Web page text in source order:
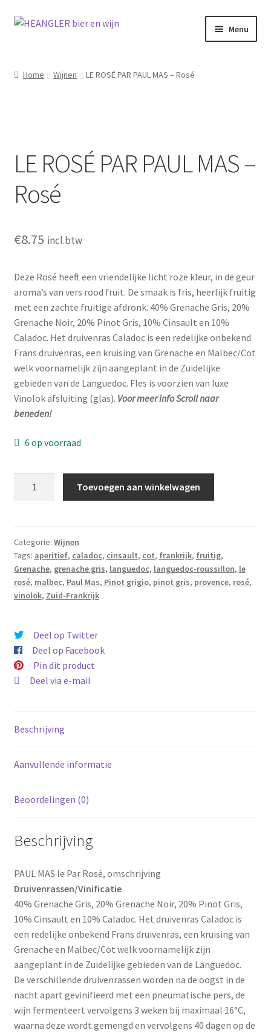
Ga
Ga
Menu
Home Wijnen LE ROSÉ PAR PAUL MAS – Rosé
LE ROSÉ PAR PAUL MAS –
Rosé
€8.75 incl.btw
Deze Rosé heeft een vriendelijke licht roze kleur, in de geur
aroma’s van vers rood fruit. De smaak is fris, heerlijk fruitig
met een zachte fruitige afdronk. 40% Grenache Gris, 20%
Grenache Noir, 20% Pinot Gris, 10% Cinsault en 10%
Caladoc. Het druivenras Caladoc is een redelijke onbekend
Frans druivenras, een kruising van Grenache en Malbec/Cot
welk voornamelijk zijn aangeplant in de Zuidelijke
gebieden van de Languedoc. Fles is voorzien van luxe
Vinolok afsluiting (glas). Voor meer info Scroll naar
beneden!
6 op voorraad
MAS
-
Rosé
aantal
Toevoegen aan winkelwagen
Categorie: Wijnen
Tags: aperitief, caladoc, cinsault, cot, frankrijk, fruitig,
Grenache, grenache gris, languedoc, languedoc-roussillon, le
rosé, malbec, Paul Mas, Pinot grigio, pinot gris, provence, rosé,
vinolok, Zuid-Frankrijk
Deel op Twitter
Deel op Facebook
Pin dit product
Deel via e-mail
Beschrijving
Aanvullende informatie
Beoordelingen (0)
Beschrijving
PAUL MAS le Par Rosé, omschrijving
Druivenrassen/Vinificatie
40% Grenache Gris, 20% Grenache Noir, 20% Pinot Gris,
10% Cinsault en 10% Caladoc. Het druivenras Caladoc is
een redelijke onbekend Frans druivenras, een kruising van
Grenache en Malbec/Cot welk voornamelijk zijn
aangeplant in de Zuidelijke gebieden van de Languedoc.
De verschillende druivenrassen worden na de oogst in de
nacht apart gevinifieerd met een pneumatische pers, de
wijn fermenteert vervolgens 3 weken bij maximaal 16°C,
waarna deze wordt gemengd en vervolgens 40 dagen op de